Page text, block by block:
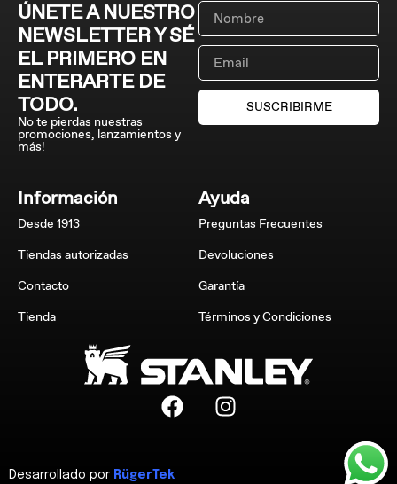
ÚNETE A NUESTRO
NEWSLETTER Y SÉ
EL PRIMERO EN
ENTERARTE DE
TODO.
No te pierdas nuestras
promociones, lanzamientos y
más!
SUSCRIBIRME
Información
Desde 1913
Tiendas autorizadas
Contacto
Tienda
Ayuda
Preguntas Frecuentes
Devoluciones
Garantía
Términos y Condiciones
Desarrollado por RügerTek